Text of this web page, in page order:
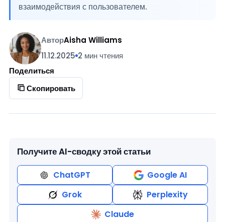
взаимодействия с пользователем.
АвторAisha Williams
11.12.2025 2 мин чтения
Поделиться
Скопировать
Получите AI-сводку этой статьи
ChatGPT
Google AI
Grok
Perplexity
Claude